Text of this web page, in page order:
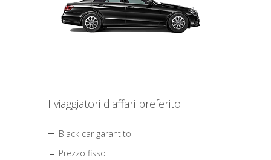
I viaggiatori d'affari preferito
Black car garantito
Prezzo fisso